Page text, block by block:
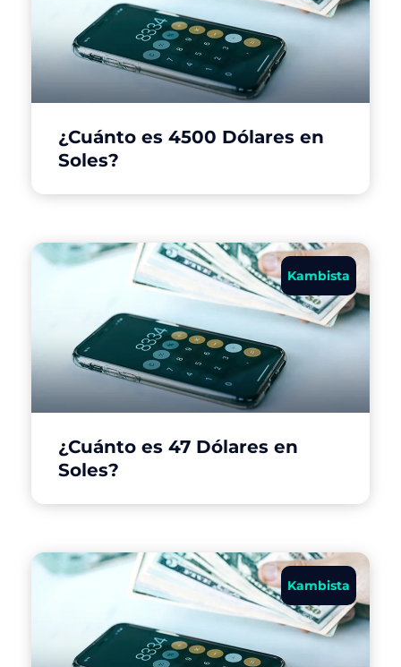
¿Cuánto es 4500 Dólares en
Soles?
Kambista
¿Cuánto es 47 Dólares en
Soles?
Kambista